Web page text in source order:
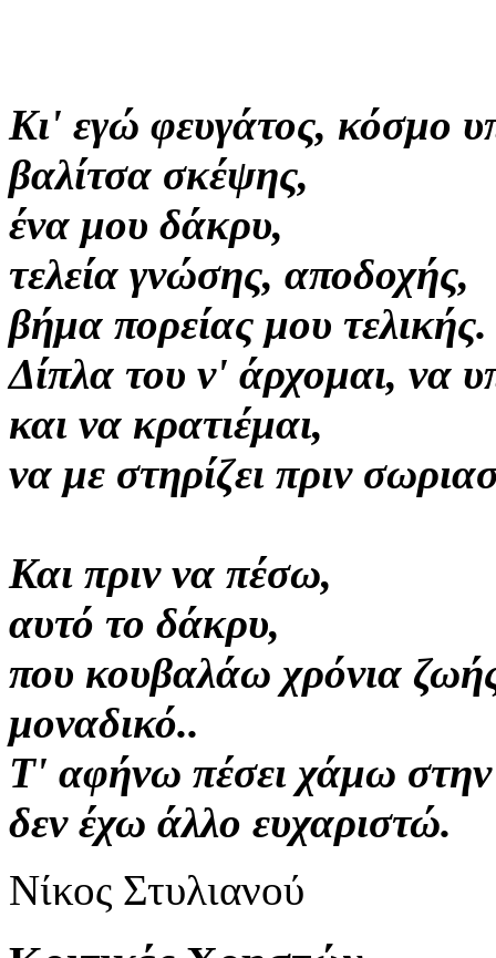
Κι' εγώ φευγάτος, κόσμο
βαλίτσα σκέψης,
ένα μου δάκρυ,
τελεία γνώσης, αποδοχής,
βήμα πορείας μου
Δίπλα του ν' άρχομαι, να
και να κρατιέμαι,
να με στηρίζει πριν
Και πριν να πέσω,
αυτό το δάκρυ,
που κουβαλάω χρόνια
μοναδικό..
Τ' αφήνω πέσει χάμω στην
δεν έχω άλλο ευχαριστώ.
Νίκος Στυλιανού